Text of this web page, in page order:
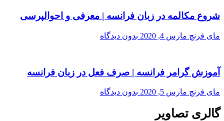
شروع مکالمه در زبان فرانسه | معرفی و احوالپرسی
مای فرنچ مارس 4, 2020 بدون دیدگاه
آموزش گرامر فرانسه | صرف فعل در زبان فرانسه
مای فرنچ مارس 5, 2020 بدون دیدگاه
گالری تصاویر